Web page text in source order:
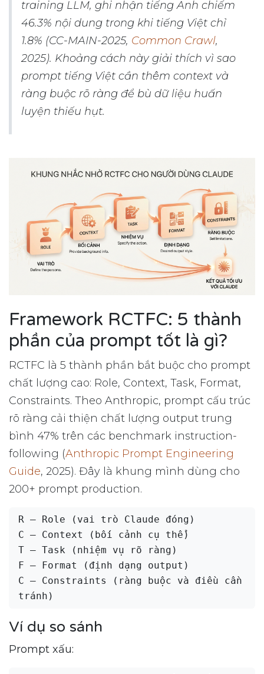
training LLM, ghi nhận tiếng Anh chiếm
46.3% nội dung trong khi tiếng Việt chỉ
1.8% (CC-MAIN-2025, Common Crawl,
2025). Khoảng cách này giải thích vì sao
prompt tiếng Việt cần thêm context và
ràng buộc rõ ràng để bù dữ liệu huấn
luyện thiếu hụt.
Framework RCTFC: 5 thành
phần của prompt tốt là gì?
RCTFC là 5 thành phần bắt buộc cho prompt
chất lượng cao: Role, Context, Task, Format,
Constraints. Theo Anthropic, prompt cấu trúc
rõ ràng cải thiện chất lượng output trung
bình 47% trên các benchmark instruction-
following (Anthropic Prompt Engineering
Guide, 2025). Đây là khung mình dùng cho
200+ prompt production.
R — Role (vai trò Claude đóng)
C — Context (bối cảnh cụ thể)
T — Task (nhiệm vụ rõ ràng)
F — Format (định dạng output)
C — Constraints (ràng buộc và điều cần
Ví dụ so sánh
Prompt xấu: